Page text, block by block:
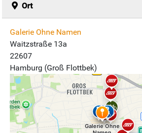
Ort
Galerie Ohne Namen
Waitzstraße 13a
22607
Hamburg (Groß Flottbek)